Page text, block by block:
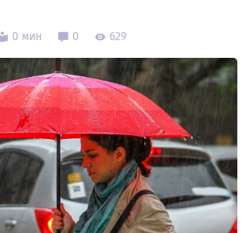
0 мин 0 629